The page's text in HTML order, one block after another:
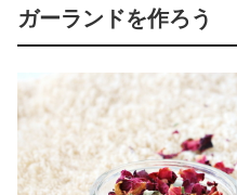
ガーランドを作ろう